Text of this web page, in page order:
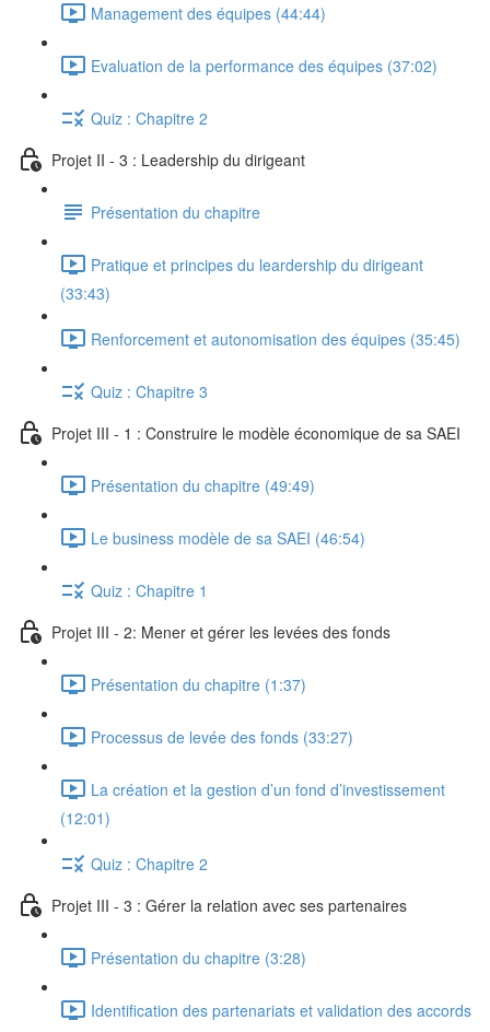
Management des équipes (44:44)
Evaluation de la performance des équipes (37:02)
Quiz : Chapitre 2
Projet II - 3 : Leadership du dirigeant
Présentation du chapitre
Pratique et principes du leardership du dirigeant
(33:43)
Renforcement et autonomisation des équipes (35:45)
Quiz : Chapitre 3
Projet III - 1 : Construire le modèle économique de sa SAEI
Présentation du chapitre (49:49)
Le business modèle de sa SAEI (46:54)
Quiz : Chapitre 1
Projet III - 2: Mener et gérer les levées des fonds
Présentation du chapitre (1:37)
Processus de levée des fonds (33:27)
La création et la gestion d’un fond d’investissement
(12:01)
Quiz : Chapitre 2
Projet III - 3 : Gérer la relation avec ses partenaires
Présentation du chapitre (3:28)
Identification des partenariats et validation des accords